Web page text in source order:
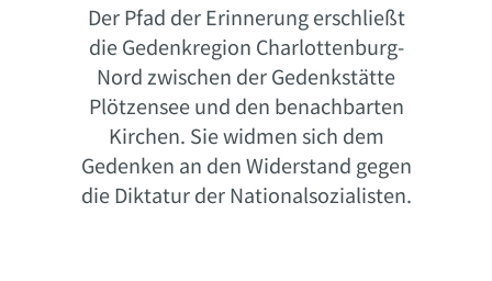
Der Pfad der Erinnerung erschließt
die Gedenkregion Charlottenburg-
Nord zwischen der Gedenkstätte
Plötzensee und den benachbarten
Kirchen. Sie widmen sich dem
Gedenken an den Widerstand gegen
die Diktatur der Nationalsozialisten.